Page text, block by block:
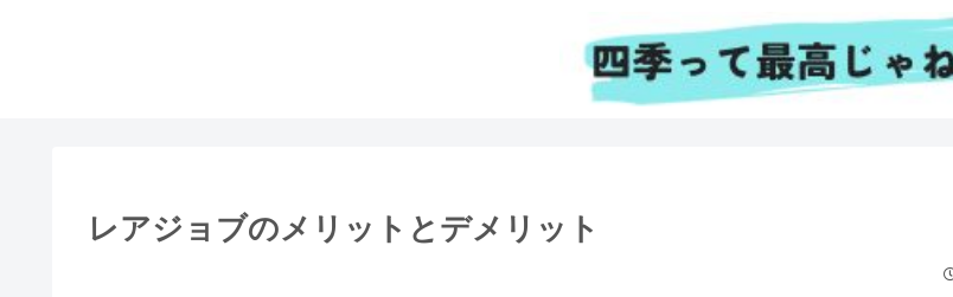
レアジョブのメリットとデメリット